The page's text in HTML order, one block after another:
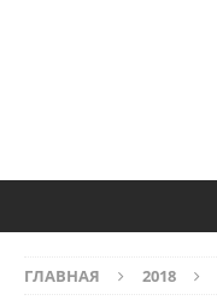
ГЛАВНАЯ 2018